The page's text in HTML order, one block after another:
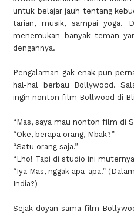
untuk belajar jauh tentang
tarian, musik, sampai yoga.
menemukan banyak teman
dengannya.
Pengalaman gak enak pun
hal-hal berbau Bollywood.
ingin nonton film Bollwood di
“Mas, saya mau nonton film di
“Oke, berapa orang, Mbak?”
“Satu orang saja.”
“Lho! Tapi di studio ini
“Iya Mas, nggak apa-apa.”
India?)
Sejak doyan sama film